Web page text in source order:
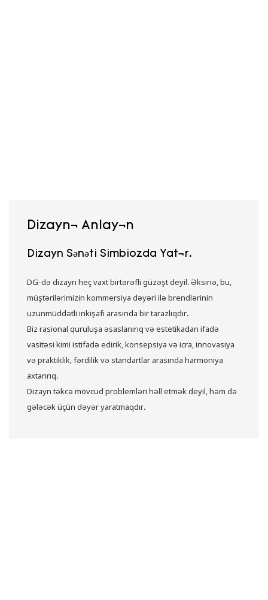
Dizaynı Anlayın
Dizayn Sənəti Simbiozda Yatır.
DG-də dizayn heç vaxt birtərəfli güzəşt deyil. Əksinə, bu,
müştərilərimizin kommersiya dəyəri ilə brendlərinin
uzunmüddətli inkişafı arasında bir tarazlıqdır.
Biz rasional quruluşa əsaslanırıq və estetikadan ifadə
vasitəsi kimi istifadə edirik, konsepsiya və icra, innovasiya
və praktiklik, fərdilik və standartlar arasında harmoniya
axtarırıq.
Dizayn təkcə mövcud problemləri həll etmək deyil, həm də
gələcək üçün dəyər yaratmaqdır.